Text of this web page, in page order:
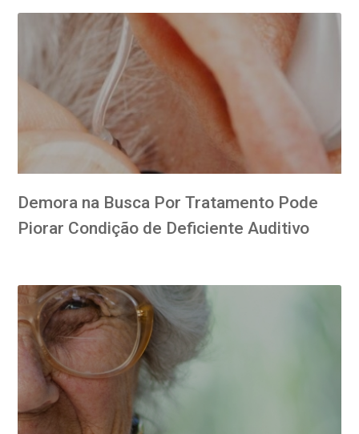
Demora na Busca Por Tratamento Pode
Piorar Condição de Deficiente Auditivo